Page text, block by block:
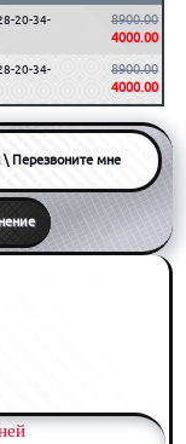
20-34-
8900.00
4000.00
20-34-
8900.00
4000.00
\ Перезвоните мне